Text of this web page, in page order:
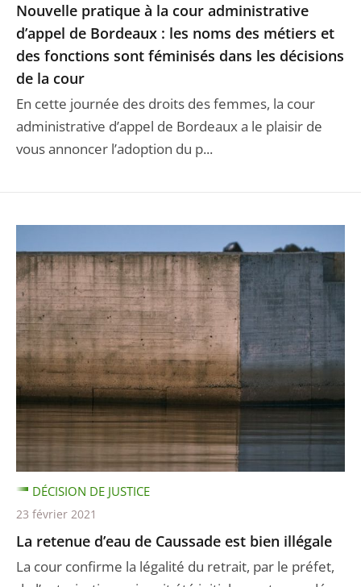
Nouvelle pratique à la cour administrative
d’appel de Bordeaux : les noms des métiers et
des fonctions sont féminisés dans les décisions
de la cour
En cette journée des droits des femmes, la cour
administrative d’appel de Bordeaux a le plaisir de
vous annoncer l’adoption du p...
La retenue d’eau de Caussade est bien illégale
La cour confirme la légalité du retrait, par le préfet,
DÉCISION DE JUSTICE
23 février 2021